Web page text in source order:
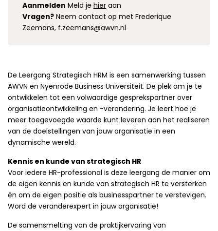
Aanmelden Meld je hier aan
Vragen? Neem contact op met Frederique
Zeemans, f.zeemans@awvn.nl
De Leergang Strategisch HRM is een samenwerking tussen
AWVN en Nyenrode Business Universiteit. De plek om je te
ontwikkelen tot een volwaardige gesprekspartner over
organisatieontwikkeling en -verandering. Je leert hoe je
meer toegevoegde waarde kunt leveren aan het realiseren
van de doelstellingen van jouw organisatie in een
dynamische wereld.
Kennis en kunde van strategisch HR
Voor iedere HR-professional is deze leergang de manier om
de eigen kennis en kunde van strategisch HR te versterken
én om de eigen positie als businesspartner te verstevigen.
Word de veranderexpert in jouw organisatie!
De samensmelting van de praktijkervaring van